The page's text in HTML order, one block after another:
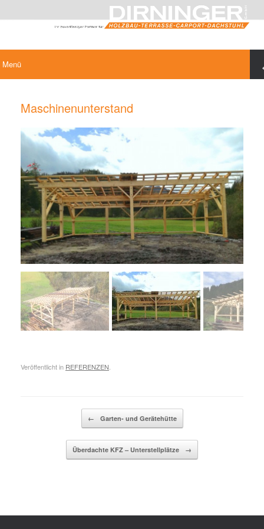
Menü
Maschinenunterstand
Veröffentlicht in REFERENZEN
← Garten- und Gerätehütte
Überdachte KFZ – Unterstellplätze →